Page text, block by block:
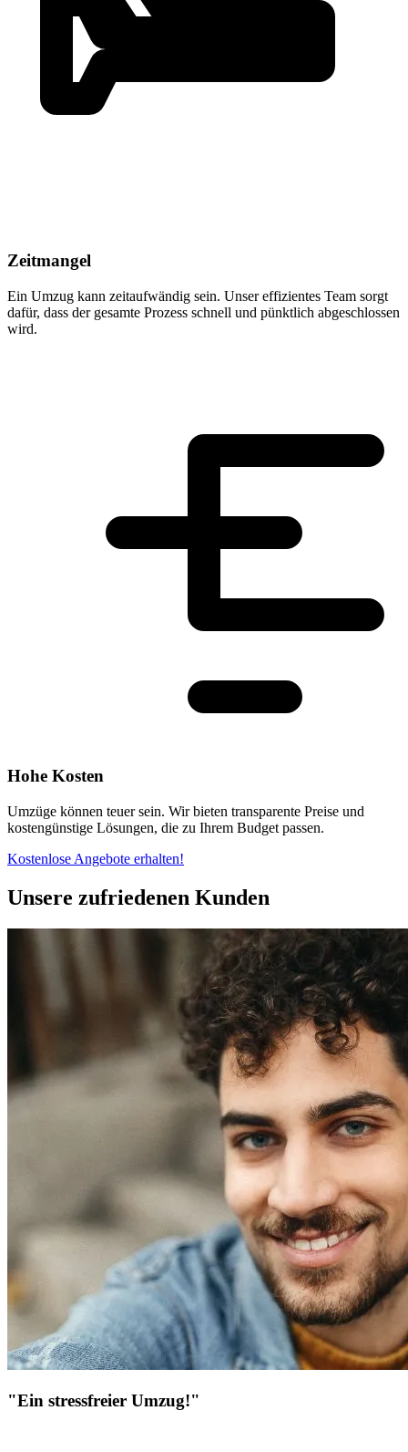
Zeitmangel
Ein Umzug kann zeitaufwändig sein. Unser effizientes Team sorgt
dafür, dass der gesamte Prozess schnell und pünktlich abgeschlossen
wird.
Hohe Kosten
Umzüge können teuer sein. Wir bieten transparente Preise und
kostengünstige Lösungen, die zu Ihrem Budget passen.
Kostenlose Angebote erhalten!
Unsere zufriedenen Kunden
"Ein stressfreier Umzug!"